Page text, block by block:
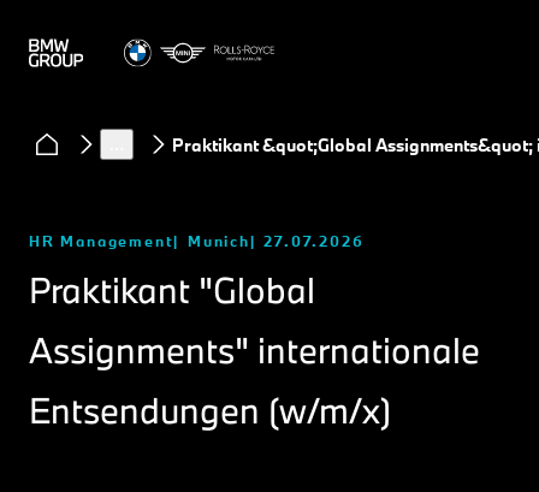
Praktikant &quot;Global
HR Management Munich 27.07.2026
Praktikant "Global
Assignments" internationale
Entsendungen (w/m/x)